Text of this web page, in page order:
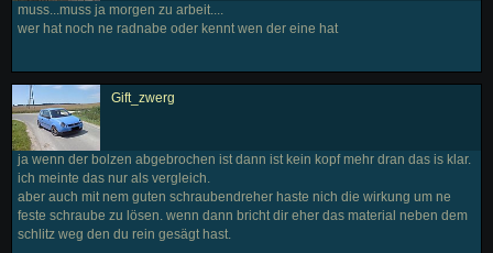
muss...muss ja morgen zu arbeit....
wer hat noch ne radnabe oder kennt wen der eine hat
Gift_zwerg
ja wenn der bolzen abgebrochen ist dann ist kein kopf mehr dran das is klar.
ich meinte das nur als vergleich.
aber auch mit nem guten schraubendreher haste nich die wirkung um ne
feste schraube zu lösen. wenn dann bricht dir eher das material neben dem
schlitz weg den du rein gesägt hast.